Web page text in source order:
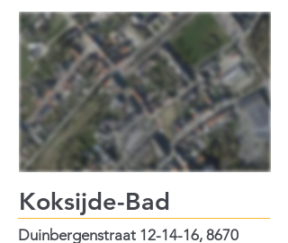
Koksijde-Bad
Duinbergenstraat 12-14-16, 8670